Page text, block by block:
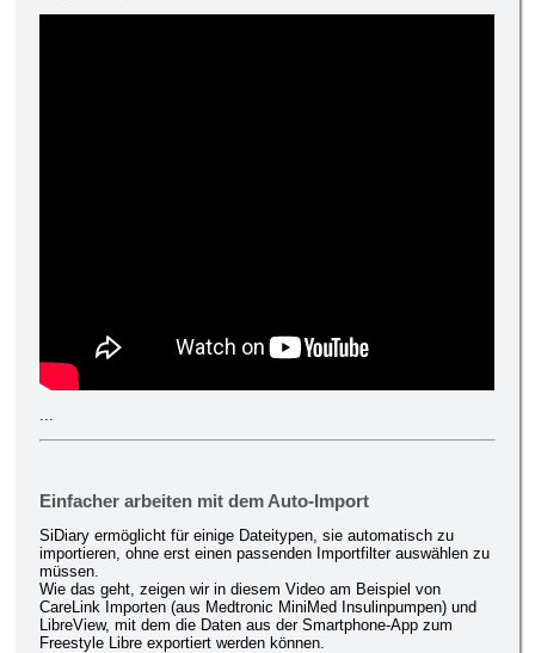
Einfacher arbeiten mit dem Auto-Import
SiDiary ermöglicht für einige Dateitypen, sie automatisch zu
importieren, ohne erst einen passenden Importfilter auswählen zu
müssen.
Wie das geht, zeigen wir in diesem Video am Beispiel von
CareLink Importen (aus Medtronic MiniMed Insulinpumpen) und
LibreView, mit dem die Daten aus der Smartphone-App zum
Freestyle Libre exportiert werden können.